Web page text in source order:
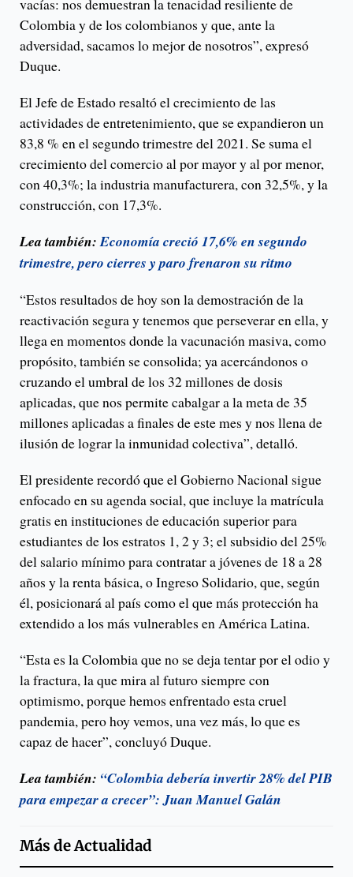
vacías: nos demuestran la tenacidad resiliente de
Colombia y de los colombianos y que, ante la
adversidad, sacamos lo mejor de nosotros”, expresó
Duque.
El Jefe de Estado resaltó el crecimiento de las
actividades de entretenimiento, que se expandieron un
83,8 % en el segundo trimestre del 2021. Se suma el
crecimiento del comercio al por mayor y al por menor,
con 40,3%; la industria manufacturera, con 32,5%, y la
construcción, con 17,3%.
Lea también:Economía creció 17,6% en segundo
trimestre, pero cierres y paro frenaron su ritmo
“Estos resultados de hoy son la demostración de la
reactivación segura y tenemos que perseverar en ella, y
llega en momentos donde la vacunación masiva, como
propósito, también se consolida; ya acercándonos o
cruzando el umbral de los 32 millones de dosis
aplicadas, que nos permite cabalgar a la meta de 35
millones aplicadas a finales de este mes y nos llena de
ilusión de lograr la inmunidad colectiva”, detalló.
El presidente recordó que el Gobierno Nacional sigue
enfocado en su agenda social, que incluye la matrícula
gratis en instituciones de educación superior para
estudiantes de los estratos 1, 2 y 3; el subsidio del 25%
del salario mínimo para contratar a jóvenes de 18 a 28
años y la renta básica, o Ingreso Solidario, que, según
él, posicionará al país como el que más protección ha
extendido a los más vulnerables en América Latina.
“Esta es la Colombia que no se deja tentar por el odio y
la fractura, la que mira al futuro siempre con
optimismo, porque hemos enfrentado esta cruel
pandemia, pero hoy vemos, una vez más, lo que es
capaz de hacer”, concluyó Duque.
Lea también: “Colombia debería invertir 28% del PIB
para empezar a crecer”: Juan Manuel Galán
Más deActualidad